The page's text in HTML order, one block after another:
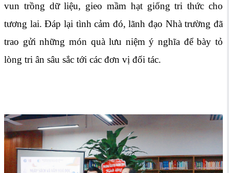
vun trồng dữ liệu, gieo mầm hạt giống tri thức cho
tương lai. Đáp lại tình cảm đó, lãnh đạo Nhà trường đã
trao gửi những món quà lưu niệm ý nghĩa để bày tỏ
lòng tri ân sâu sắc tới các đơn vị đối tác.